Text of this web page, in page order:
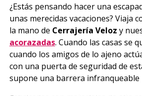
¿Estás pensando hacer una
unas merecidas vacaciones? Viaja
la mano de Cerrajería Veloz y
acorazadas. Cuando las casas se
cuando los amigos de lo ajeno
con una puerta de seguridad de
supone una barrera infranqueable